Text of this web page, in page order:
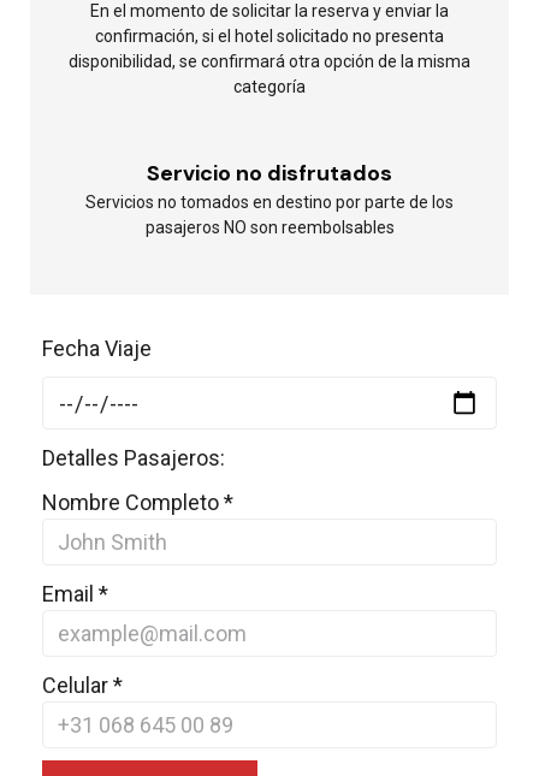
En el momento de solicitar la reserva y enviar la
confirmación, si el hotel solicitado no presenta
disponibilidad, se confirmará otra opción de la misma
categoría
Servicio no disfrutados
Servicios no tomados en destino por parte de los
pasajeros NO son reembolsables
Fecha Viaje
Detalles Pasajeros:
Nombre Completo*
Email *
Celular*